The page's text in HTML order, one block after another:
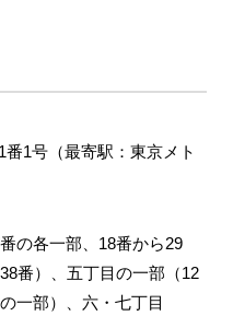
1号（最寄駅：東京メト
の各一部、18番から29
番）、五丁目の一部（12
一部）、六・七丁目